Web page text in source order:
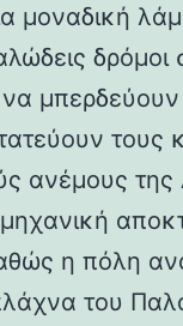
μοναδική
μπερδεύουν
τους
ανέμους της
η πόλη
του